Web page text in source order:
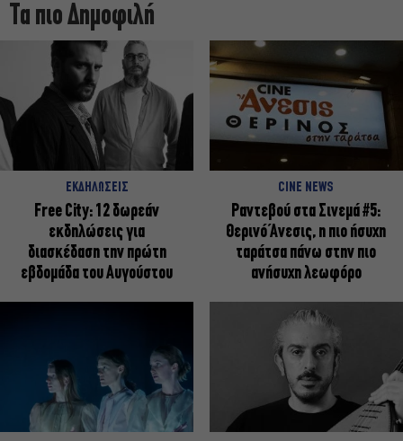
Τα πιο Δημοφιλή
ΕΚΔΗΛΩΣΕΙΣ
Free City: 12 δωρεάν
εκδηλώσεις για
διασκέδαση την πρώτη
εβδομάδα του Αυγούστου
CINE NEWS
Ραντεβού στα Σινεμά #5:
Θερινό Άνεσις, η πιο ήσυχη
ταράτσα πάνω στην πιο
ανήσυχη λεωφόρο